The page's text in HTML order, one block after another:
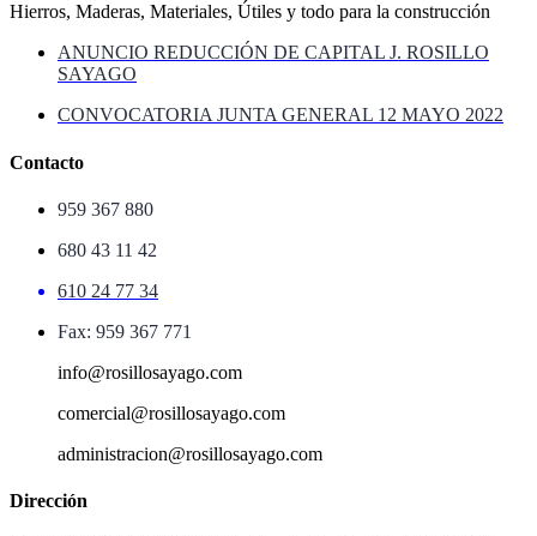
Hierros, Maderas, Materiales, Útiles y todo para la construcción
ANUNCIO REDUCCIÓN DE CAPITAL J. ROSILLO
SAYAGO
CONVOCATORIA JUNTA GENERAL 12 MAYO 2022
Contacto
959 367 880
680 43 11 42
610 24 77 34
Fax: 959 367 771
info@rosillosayago.com
comercial@rosillosayago.com
administracion@rosillosayago.com
Dirección